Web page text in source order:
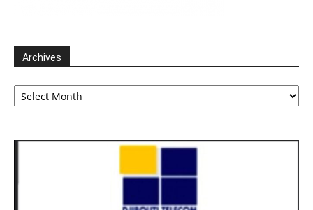
Archives
Archives